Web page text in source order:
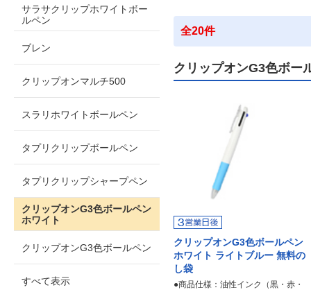
全20件
クリップオンG3色ボー
クリップオンG3色ボールペン
ホワイト ライトブルー 無料の
し袋
●商品仕様：油性インク（黒・赤・
サラサクリップホワイトボー
ルペン
ブレン
クリップオンマルチ500
スラリホワイトボールペン
タプリクリップボールペン
タプリクリップシャープペン
クリップオンG3色ボールペン
ホワイト
クリップオンG3色ボールペン
すべて表示